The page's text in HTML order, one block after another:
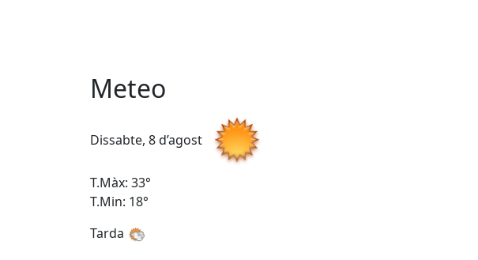
Meteo
Dissabte, 8 d’agost
T.Màx: 33°
T.Min: 18°
Tarda